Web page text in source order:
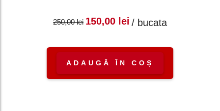
250,00lei
Prețul inițial a fost:
150,00 lei
Prețul curent
/ bucata
ADAUGĂ ÎN COȘ